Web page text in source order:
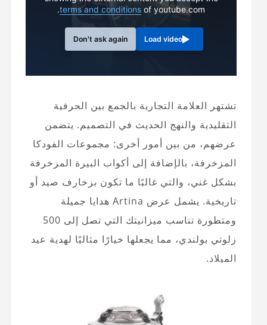
terms and conditions of youtube.com.
Load video
Don't ask again
تشتهر العلامة التجارية بالجمع بين الحرفية
التقليدية والنهج الحديث في التصميم. يتضمن
عرضهم، من بين أمور أخرى: مجموعات الفودكا
المزخرفة، بالإضافة إلى أكواب البيرة المزخرفة
بشكل غني، والتي غالبًا ما تكون بزخارف صيد أو
تاريخية. يشمل عرض Artina هدايا جميلة
ومتطورة تناسب ميزانيتك التي تصل إلى 500
زلوتي بولندي، مما يجعلها خيارًا مثاليًا لهدية عيد
الميلاد.